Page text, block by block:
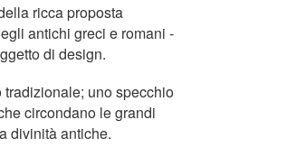
ricca proposta
antichi greci e romani -
di design.
uno specchio
circondano le grandi
divinità antiche.